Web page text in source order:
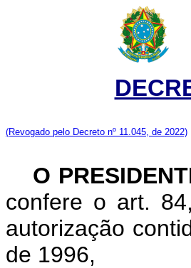
(Revogado pelo Decreto nº 11.045, de 2022)
O
confere o art.
autorização
de 1996,